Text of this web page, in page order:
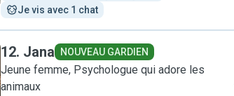
Je vis avec 1 chat
12. Jana NOUVEAU GARDIEN
Jeune femme, Psychologue qui adore les
animaux